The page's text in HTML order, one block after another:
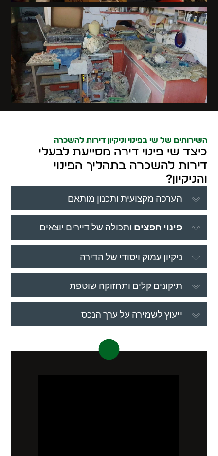
השירותים של שי בפינוי וניקיון דירות להשכרה
כיצד שי פינוי דירה מסייעת לבעלי
דירות להשכרה בתהליך הפינוי
והניקיון?
הערכה מקצועית ותכנון מותאם
פינוי חפצים ותכולה של דיירים יוצאים
ניקיון עמוק ויסודי של הדירה
תיקונים קלים ותחזוקה שוטפת
ייעוץ לשמירה על ערך הנכס